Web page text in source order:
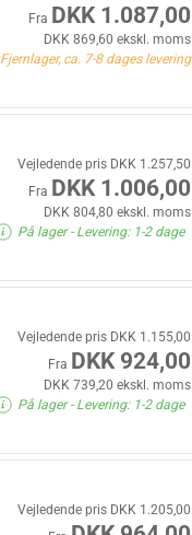
Fra DKK 1.087,00
DKK 869,60 ekskl. moms
Fjernlager, ca. 7-8 dages levering
Vejledende pris DKK 1.257,50
Fra DKK 1.006,00
DKK 804,80 ekskl. moms
På lager- Levering: 1-2 dage
Vejledende pris DKK 1.155,00
Fra DKK 924,00
DKK 739,20 ekskl. moms
På lager- Levering: 1-2 dage
Vejledende pris DKK 1.205,00